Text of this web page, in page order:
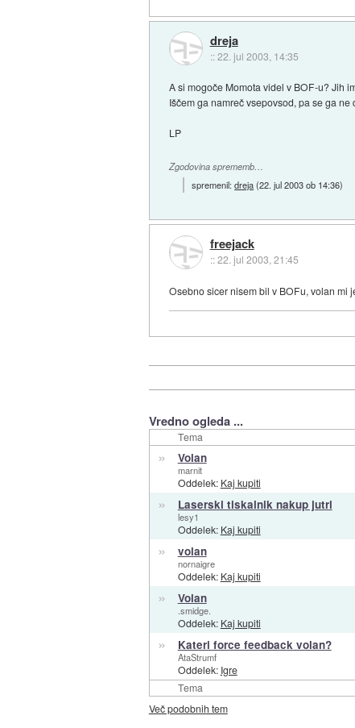
dreja
::22. jul 2003, 14:35
A si mogoče Momota videl v BOF-u? Jih
Iščem ga namreč vsepovsod, pa se ga ne
LP
Zgodovina sprememb…
spremenil:dreja(22. jul 2003 ob 14:36)
freejack
::22. jul 2003, 21:45
Osebno sicer nisem bil v BOFu, volan mi
Vredno ogleda ...
Tema
Tema
» Volan
marnit
Oddelek: Kaj kupiti
» Laserski tiskalnik nakup jutri
lesy1
Oddelek: Kaj kupiti
» volan
nornaigre
Oddelek: Kaj kupiti
» Volan
.smidge.
Oddelek: Kaj kupiti
» Kateri force feedback volan?
AtaStrumf
Oddelek: Igre
Več podobnih tem